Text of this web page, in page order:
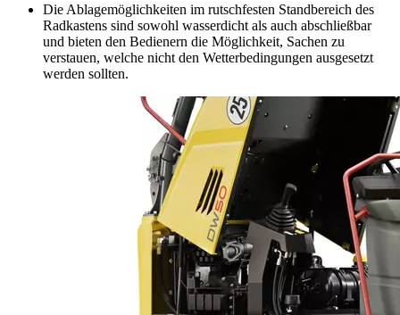
Die Ablagemöglichkeiten im rutschfesten Standbereich des
Radkastens sind sowohl wasserdicht als auch abschließbar
und bieten den Bedienern die Möglichkeit, Sachen zu
verstauen, welche nicht den Wetterbedingungen ausgesetzt
werden sollten.